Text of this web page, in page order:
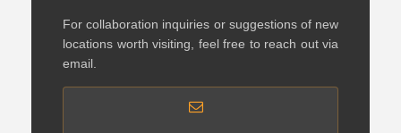
For collaboration inquiries or suggestions of new
locations worth visiting, feel free to reach out via
email.